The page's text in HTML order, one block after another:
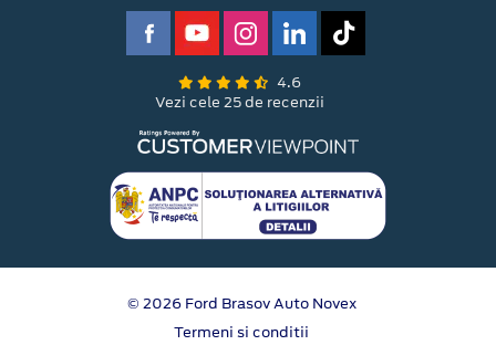
4.6
Vezi cele 25 de recenzii
© 2026 Ford Brasov Auto Novex
Termeni si conditii